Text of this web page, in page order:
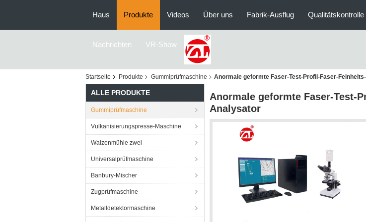
Haus Produkte Videos Über uns Fabrik-Ausflug Qualitätskontrolle
Nachrichten VR-Show
Startseite Produkte Gummiprüfmaschine Anormale geformte Faser-Test-Profil-Faser-
ALLE PRODUKTE
Gummiprüfmaschine
Vulkanisierungspresse-Maschine
Walzenmühle zwei
Universalprüfmaschine
Banbury-Mischer
Zugprüfmaschine
Metalldetektormaschine
Anormale geformte Faser-Test-
Analysator